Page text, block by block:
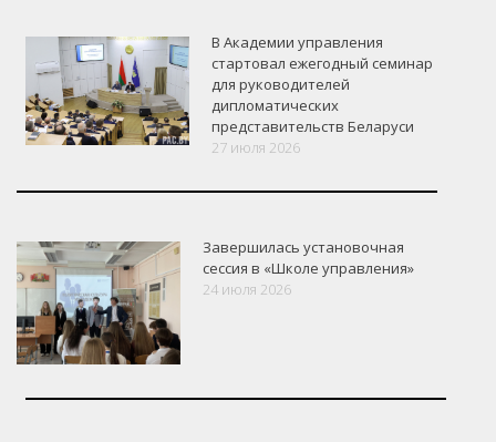
В Академии управления
стартовал ежегодный семинар
для руководителей
дипломатических
представительств Беларуси
27 июля 2026
Завершилась установочная
сессия в «Школе управления»
24 июля 2026